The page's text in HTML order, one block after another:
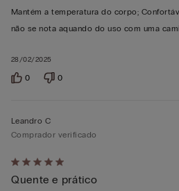
em
5
28/02/2025
Mantém a temperatura do corpo;
não se nota aquando do uso com uma
0 0
Atribuiu
5
Leandro C
Comprador verificado
Quente e prático